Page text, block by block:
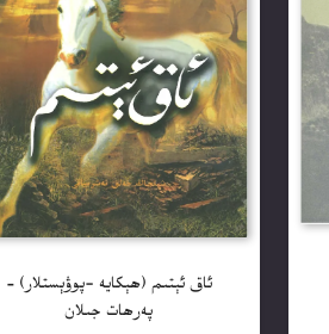
ئاق ئېتىم (ھېكايە -پوۋېستلار) –
پەرھات جىلان